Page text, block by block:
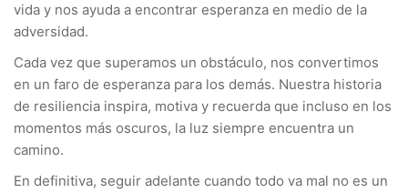
vida y nos ayuda a encontrar esperanza en medio de la
adversidad.
Cada vez que superamos un obstáculo, nos convertimos
en un faro de esperanza para los demás. Nuestra historia
de resiliencia inspira, motiva y recuerda que incluso en los
momentos más oscuros, la luz siempre encuentra un
camino.
En definitiva, seguir adelante cuando todo va mal no es un